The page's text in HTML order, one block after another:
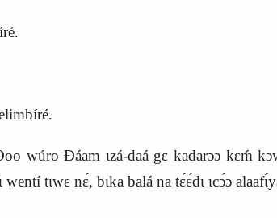
wúro Ɖáam ɩzá-daá gɛ kadarɔɔ kɛḿ
tɩwɛ nɛ́, bɩka balá na tɛ́ɛ́dɩ ɩcɔ́ɔ